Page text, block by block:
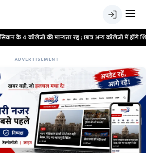
की मान्यता रद्द ; छात्र अन्य कॉलेजों में होंगे शिफ्ट
ADVERTISEMENT